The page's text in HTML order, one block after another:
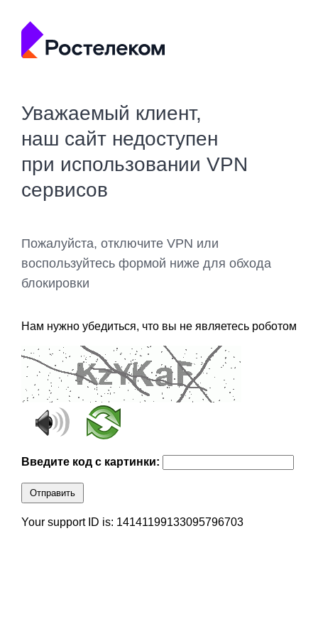
Уважаемый клиент,
наш сайт недоступен
при использовании VPN
сервисов
Пожалуйста, отключите VPN или
воспользуйтесь формой ниже для обхода
блокировки
Нам нужно убедиться, что вы не являетесь роботом
Введите код с картинки:
Отправить
Your support ID is: 14141199133095796703